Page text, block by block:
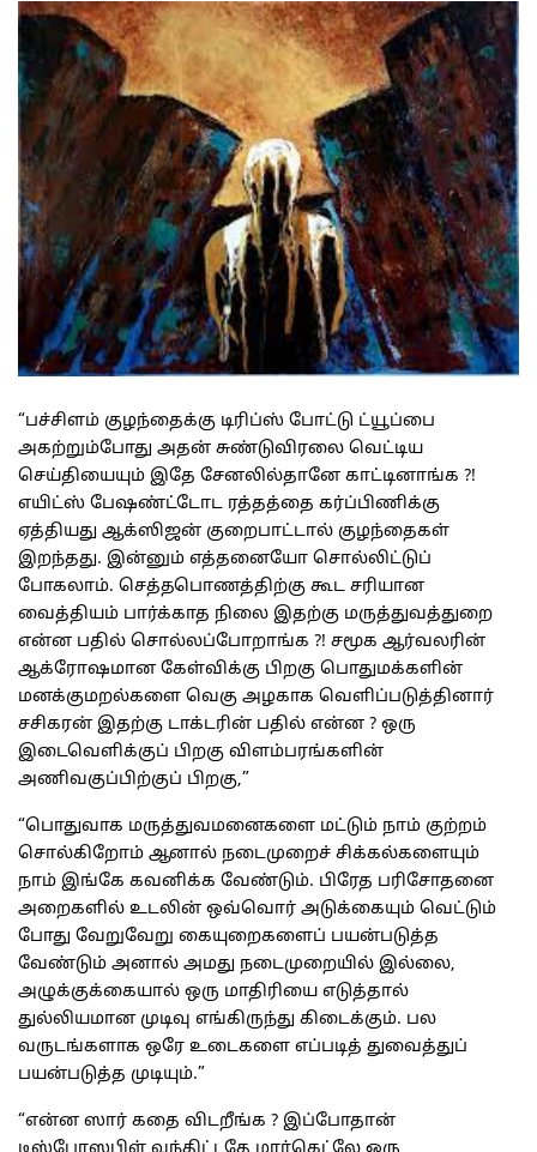
“பச்சிளம் குழந்தைக்கு டிரிப்ஸ் போட்டு ட்யூப்பை
அகற்றும்போது அதன் சுண்டுவிரலை வெட்டிய
செய்தியையும் இதே சேனலில்தானே காட்டினாங்க ?!
எயிட்ஸ் பேஷண்ட்டோட ரத்தத்தை கர்ப்பிணிக்கு
ஏத்தியது ஆக்ஸிஜன் குறைபாட்டால் குழந்தைகள்
இறந்தது. இன்னும் எத்தனையோ சொல்லிட்டுப்
போகலாம். செத்தபொணத்திற்கு கூட சரியான
வைத்தியம் பார்க்காத நிலை இதற்கு மருத்துவத்துறை
என்ன பதில் சொல்லப்போறாங்க ?! சமூக ஆர்வலரின்
ஆக்ரோஷமான கேள்விக்கு பிறகு பொதுமக்களின்
மனக்குமறல்களை வெகு அழகாக வெளிப்படுத்தினார்
சசிகரன் இதற்கு டாக்டரின் பதில் என்ன ? ஒரு
இடைவெளிக்குப் பிறகு விளம்பரங்களின்
அணிவகுப்பிற்குப் பிறகு,”
“பொதுவாக மருத்துவமனைகளை மட்டும் நாம் குற்றம்
சொல்கிறோம் ஆனால் நடைமுறைச் சிக்கல்களையும்
நாம் இங்கே கவனிக்க வேண்டும். பிரேத பரிசோதனை
அறைகளில் உடலின் ஒவ்வொர் அடுக்கையும் வெட்டும்
போது வேறுவேறு கையுறைகளைப் பயன்படுத்த
வேண்டும் அனால் அமது நடைமுறையில் இல்லை,
அழுக்குக்கையால் ஒரு மாதிரியை எடுத்தால்
துல்லியமான முடிவு எங்கிருந்து கிடைக்கும். பல
வருடங்களாக ஒரே உடைகளை எப்படித் துவைத்துப்
பயன்படுத்த முடியும்.”
“என்ன ஸார் கதை விடறீங்க ? இப்போதான்